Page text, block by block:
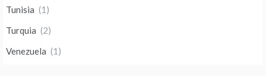
Tunisia (1)
Turquia (2)
Venezuela (1)